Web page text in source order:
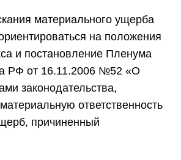
материального ущерба
на положения
и постановление Пленума
РФ от 16.11.2006 №52 «О
законодательства,
ответственность
причиненный